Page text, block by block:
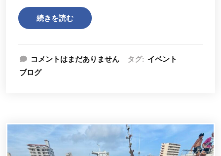
続きを読む
コメントはまだありません タグ: イベント
ブログ